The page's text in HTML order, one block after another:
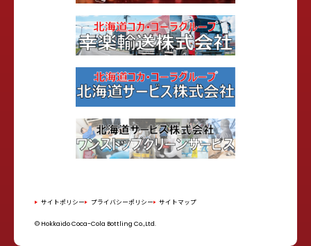
サイトポリシー プライバシーポリシー サイトマップ
© Hokkaido Coca-Cola Bottling Co.,Ltd.